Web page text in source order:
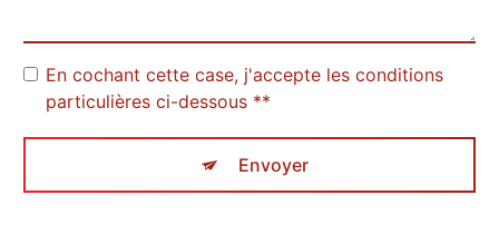
En cochant cette case, j'accepte les conditions
particulières ci-dessous **
Envoyer